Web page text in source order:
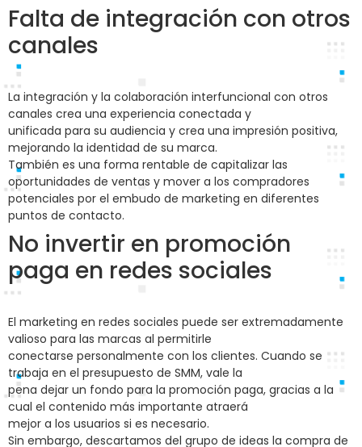
Falta de integración con otros
canales
La integración y la colaboración interfuncional con otros
canales crea una experiencia conectada y
unificada para su audiencia y crea una impresión positiva,
mejorando la identidad de su marca.
También es una forma rentable de capitalizar las
oportunidades de ventas y mover a los compradores
potenciales por el embudo de marketing en diferentes
puntos de contacto.
No invertir en promoción
paga en redes sociales
El marketing en redes sociales puede ser extremadamente
valioso para las marcas al permitirle
conectarse personalmente con los clientes. Cuando se
trabaja en el presupuesto de SMM, vale la
pena dejar un fondo para la promoción paga, gracias a la
cual el contenido más importante atraerá
mejor a los usuarios si es necesario.
Sin embargo, descartamos del grupo de ideas la compra de